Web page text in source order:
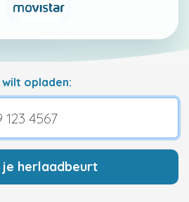
opladen:
je herlaadbeurt